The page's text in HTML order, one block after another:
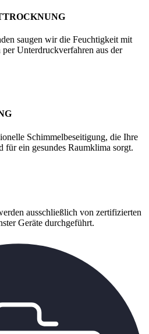
saugen wir die Feuchtigkeit mit
Unterdruckverfahren aus der
Schimmelbeseitigung, die Ihre
für ein gesundes Raumklima sorgt.
ausschließlich von zertifizierten
Geräte durchgeführt.